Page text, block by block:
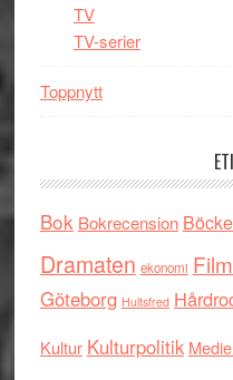
TV
TV-serier
Toppnytt
Bok Bokrecension
Dramaten ekonomi
Göteborg Hultsfred
Kultur Kulturpolitik